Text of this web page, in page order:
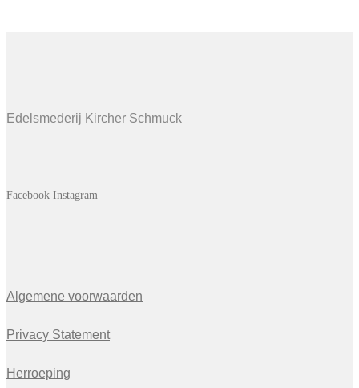
Edelsmederij Kircher Schmuck
Facebook Instagram
Algemene voorwaarden
Privacy Statement
Herroeping